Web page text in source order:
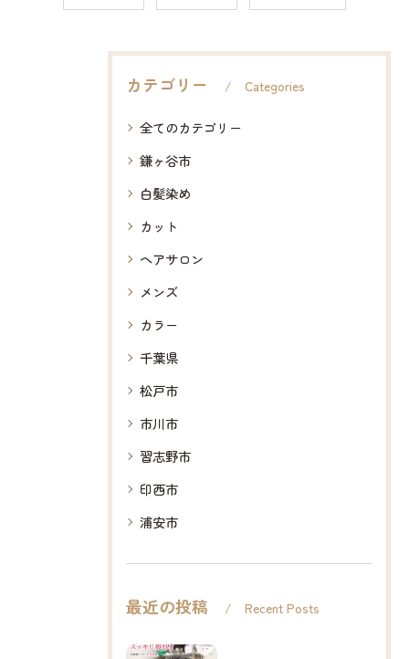
カテゴリー Categories
全てのカテゴリー
鎌ヶ谷市
白髪染め
カット
ヘアサロン
メンズ
カラー
千葉県
松戸市
市川市
習志野市
印西市
浦安市
最近の投稿 Recent Posts